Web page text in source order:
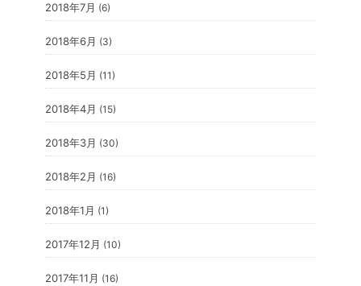
2018年7月 (6)
2018年6月 (3)
2018年5月 (11)
2018年4月 (15)
2018年3月 (30)
2018年2月 (16)
2018年1月 (1)
2017年12月 (10)
2017年11月 (16)